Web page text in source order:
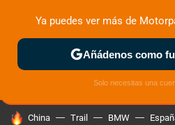
ZONA DE PRUEBAS
HOY SE HABLA DE
China Trail BMW
Ya puedes ver más de
Añádenos como
Solo necesitas una